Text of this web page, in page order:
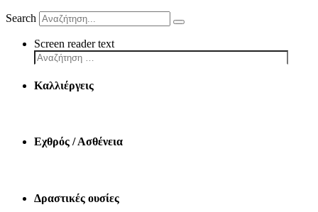
Search
Screen reader text
Καλλιέργεις
Εχθρός / Ασθένεια
Δραστικές ουσίες